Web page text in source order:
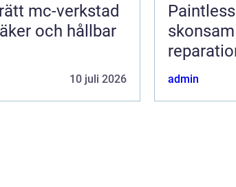
mc-verkstad
och hållbar
10 juli 2026 admin